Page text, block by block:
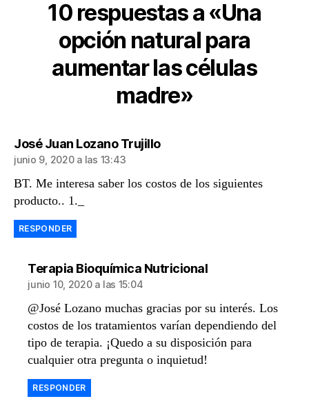
10 respuestas a «Una
opción natural para
aumentar las células
madre»
José Juan Lozano Trujillodice:
junio 9, 2020 a las 13:43
BT. Me interesa saber los costos de los siguientes
producto.. 1._
RESPONDER
Terapia Bioquímica Nutricionaldice:
junio 10, 2020 a las 15:04
@José Lozano muchas gracias por su interés. Los
costos de los tratamientos varían dependiendo del
tipo de terapia. ¡Quedo a su disposición para
cualquier otra pregunta o inquietud!
RESPONDER